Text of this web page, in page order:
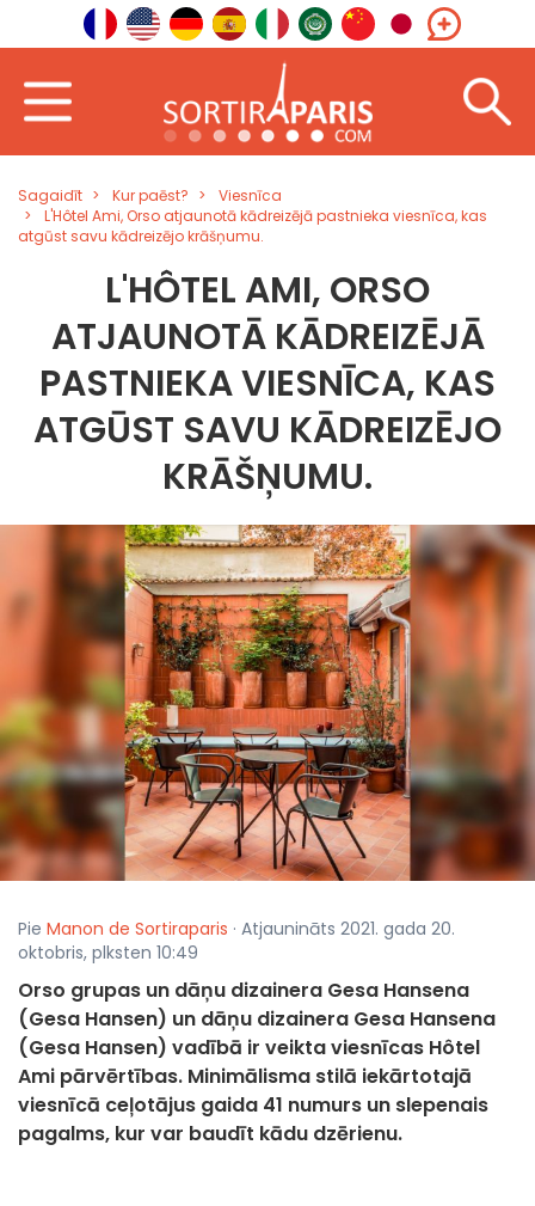
Sagaidīt Kur paēst?
Viesnīca
L'Hôtel Ami, Orso atjaunotā kādreizējā pastnieka viesnīca, kas
atgūst savu kādreizējo krāšņumu.
L'HÔTEL AMI, ORSO
ATJAUNOTĀ KĀDREIZĒJĀ
PASTNIEKA VIESNĪCA, KAS
ATGŪST SAVU KĀDREIZĒJO
KRĀŠŅUMU.
Pie Manon de Sortiraparis · Atjaunināts 2021. gada 20.
oktobris, plksten 10:49
Orso grupas un dāņu dizainera Gesa Hansena
(Gesa Hansen) un dāņu dizainera Gesa Hansena
(Gesa Hansen) vadībā ir veikta viesnīcas Hôtel
Ami pārvērtības. Minimālisma stilā iekārtotajā
viesnīcā ceļotājus gaida 41 numurs un slepenais
pagalms, kur var baudīt kādu dzērienu.